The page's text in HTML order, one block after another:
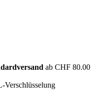
ab CHF 80.00
Verschlüsselung